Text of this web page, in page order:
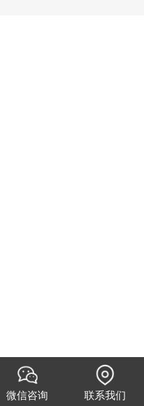
微信咨询 联系我们